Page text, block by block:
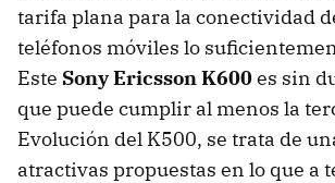
tarifa plana para la conectividad
teléfonos móviles lo
Este Sony Ericsson K600es sin
que puede cumplir al menos la
Evolución del K500, se trata de
atractivas propuestas en lo que a